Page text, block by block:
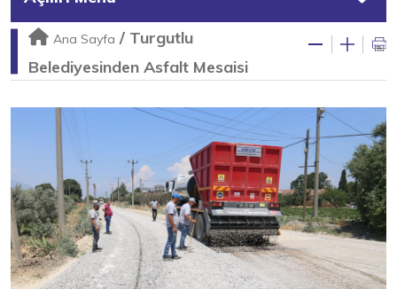
Ana Sayfa / Turgutlu
Belediyesinden Asfalt Mesaisi